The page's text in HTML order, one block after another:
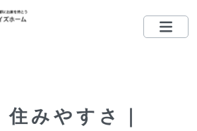
・祝日営業しています）
みやすさ｜